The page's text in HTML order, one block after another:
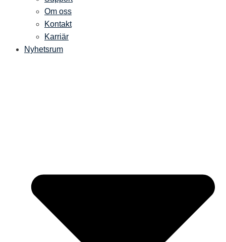
Om oss
Kontakt
Karriär
Nyhetsrum